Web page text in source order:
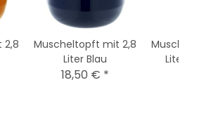
Muscheltopft mit 2,8
Liter Blau
18,50 € *
Liter